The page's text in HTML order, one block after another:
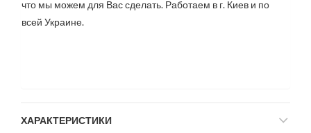
что мы можем для Вас сделать. Работаем в г. Киев и по
всей Украине.
ХАРАКТЕРИСТИКИ